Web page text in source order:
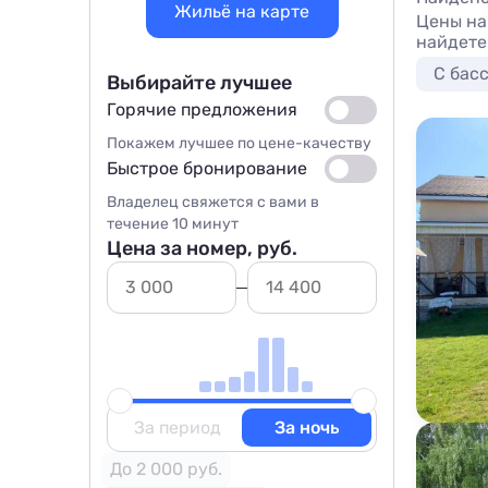
Цены
С
Жильё на карте
Выбирайте лучшее
Горячие предложения
Покажем лучшее по цене-качеству
Быстрое бронирование
Владелец свяжется с вами в
течение 10 минут
Цена за номер, руб.
За период
За ночь
До 2 000 руб.